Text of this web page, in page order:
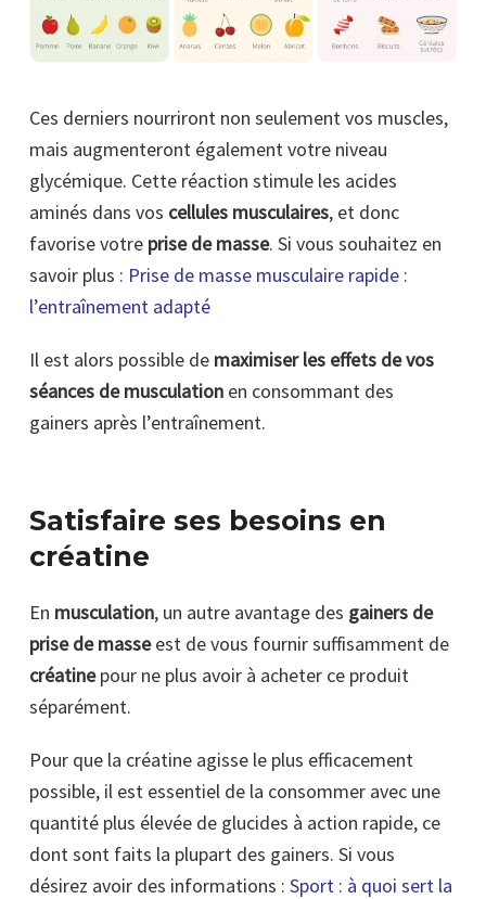
Ces derniers nourriront non seulement vos muscles,
mais augmenteront également votre niveau
glycémique. Cette réaction stimule les acides
aminés dans vos cellules musculaires, et donc
favorise votre prise de masse. Si vous souhaitez en
savoir plus : Prise de masse musculaire rapide :
l’entraînement adapté
Il est alors possible de maximiser les effets de vos
séances de musculation en consommant des
gainers après l’entraînement.
Satisfaire ses besoins en
créatine
En musculation, un autre avantage des gainers de
prise de masseest de vous fournir suffisamment de
créatinepour ne plus avoir à acheter ce produit
séparément.
Pour que la créatine agisse le plus efficacement
possible, il est essentiel de la consommer avec une
quantité plus élevée de glucides à action rapide, ce
dont sont faits la plupart des gainers. Si vous
désirez avoir des informations : Sport : à quoi sert la